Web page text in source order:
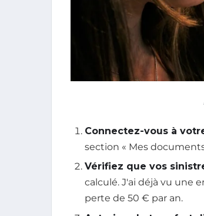
Connectez-vous à
section « Mes
Vérifiez que vos
calculé. J'ai déjà vu une
perte de 50 € par an.